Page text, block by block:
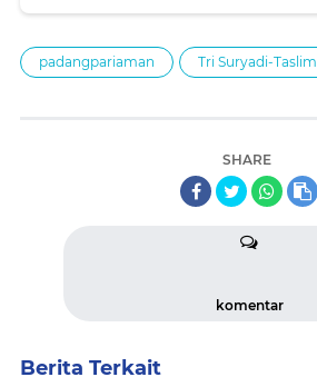
padangpariaman Tri Suryadi-Taslim
SHARE
komentar
Berita Terkait